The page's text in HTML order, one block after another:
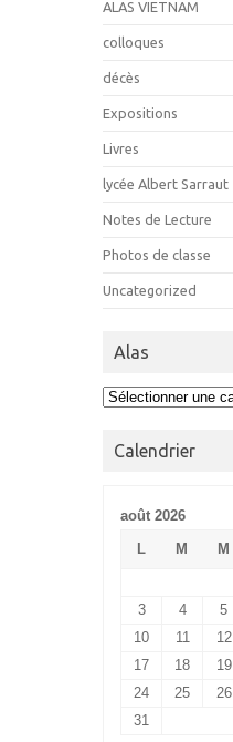
ALAS VIETNAM
colloques
décès
Expositions
Livres
lycée Albert Sarraut
Notes de Lecture
Photos de classe
Uncategorized
Alas
Alas
Calendrier
août 2026
L
M M
3
4 5
10
11 12
17
18 19
24
25 26
31